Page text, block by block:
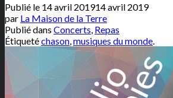
Publié le 14 avril 201914 avril 2019
par La Maison de la Terre
Publié dans Concerts, Repas
Étiquetéchason,musiques du monde.